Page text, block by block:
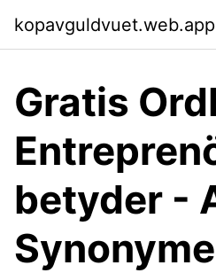
kopavguldvuet.web.app
Gratis
betyder -